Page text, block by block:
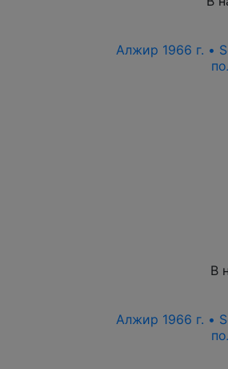
Алжир 1966 г. •
В
Алжир 1966 г. •